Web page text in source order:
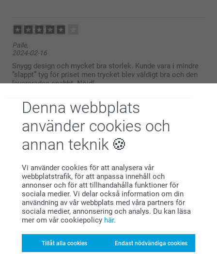
Denna webbplats
använder cookies och
annan teknik
Vi använder cookies för att analysera vår
webbplatstrafik, för att anpassa innehåll och
annonser och för att tillhandahålla funktioner för
sociala medier. Vi delar också information om din
användning av vår webbplats med våra partners för
sociala medier, annonsering och analys. Du kan läsa
mer om vår cookiepolicy här.
Tillåt alla cookies Endast nödvändiga cookies
10:33
Hej Ulrica,
uppskattar ditt pennfodral😊.
Vi önskar dig en fin dag!
Varma hälsningar,
Pernilla @smartphoto
Palle,
2024-02-16
Snygg design och mycket bra storlek. Kunde vara i mindre
”slappt” tyg för priset men trycket blev väldigt bra och den
levererades snabbt. Nöjd!
Aiki,
2022-12-30
Bra storlek på pennfodralet men bilderna var något bleka
det gick inte.
Lotta,
2022-12-28
Väldigt fina pennskrin, med foton!